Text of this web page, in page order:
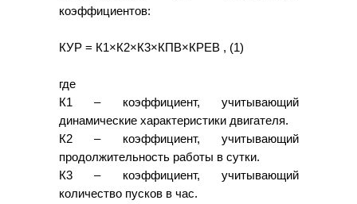
коэффициентов:
КУР = К1×К2×К3×КПВ×КРЕВ , (1)
где
К1 – коэффициент, учитывающий
динамические характеристики двигателя.
К2 – коэффициент, учитывающий
продолжительность работы в сутки.
К3 – коэффициент, учитывающий
количество пусков в час.